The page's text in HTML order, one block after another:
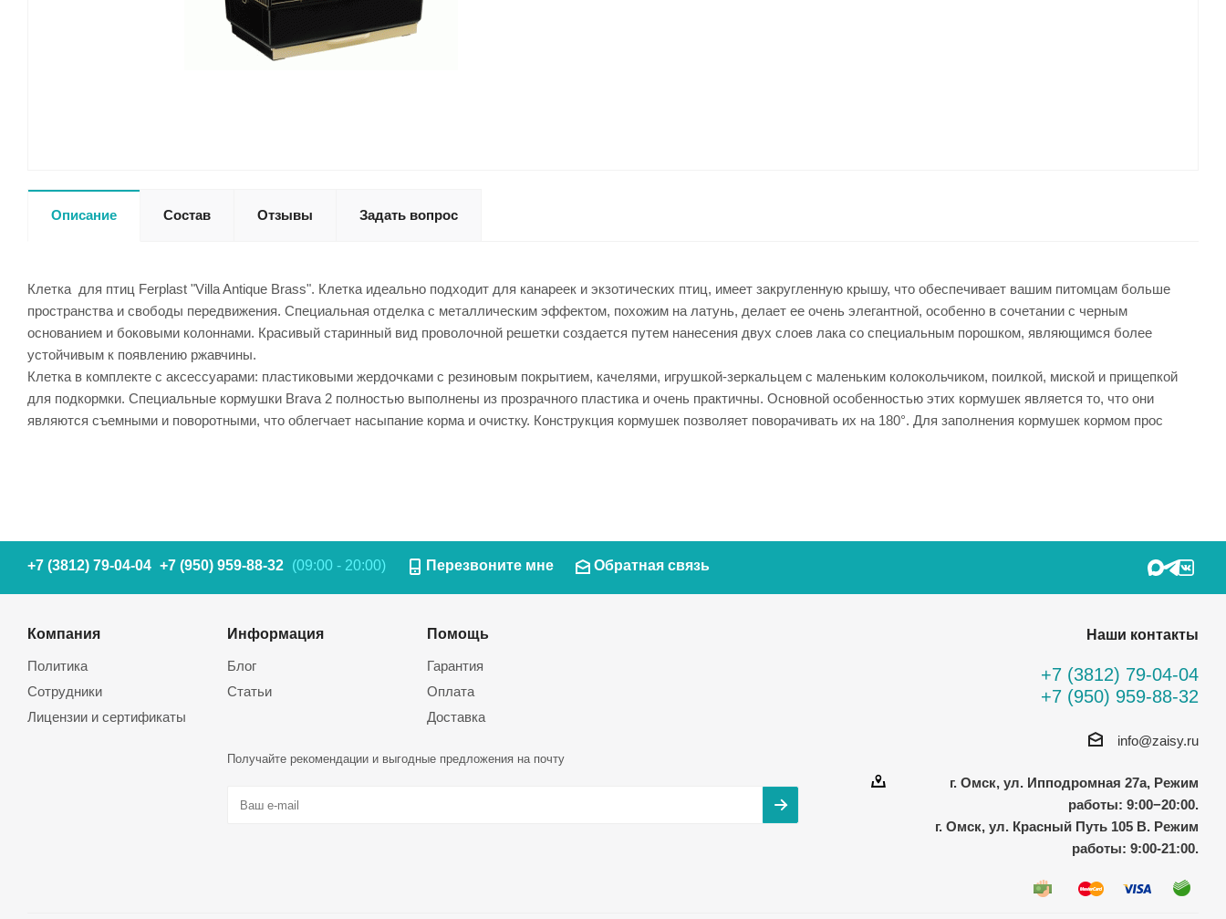
Описание Состав Отзывы Задать вопрос
Клетка для птиц Ferplast "Villa Antique Brass". Клетка идеально подходит для канареек и экзотических птиц, имеет закругленную крышу, что обеспечивает вашим питомцам больше
пространства и свободы передвижения. Специальная отделка с металлическим эффектом, похожим на латунь, делает ее очень элегантной, особенно в сочетании с черным
основанием и боковыми колоннами. Красивый старинный вид проволочной решетки создается путем нанесения двух слоев лака со специальным порошком, являющимся более
устойчивым к появлению ржавчины.
Клетка в комплекте с аксессуарами: пластиковыми жердочками с резиновым покрытием, качелями, игрушкой-зеркальцем с маленьким колокольчиком, поилкой, миской и прищепкой
для подкормки. Специальные кормушки Brava 2 полностью выполнены из прозрачного пластика и очень практичны. Основной особенностью этих кормушек является то, что они
являются съемными и поворотными, что облегчает насыпание корма и очистку. Конструкция кормушек позволяет поворачивать их на 180°. Для заполнения кормушек кормом прос
+7 (3812) 79-04-04 +7 (950) 959-88-32 (09:00 - 20:00) Перезвоните мне Обратная связь
Компания
Политика
Сотрудники
Лицензии и сертификаты
Информация
Блог
Статьи
Помощь
Гарантия
Оплата
Доставка
Получайте рекомендации и выгодные предложения на почту
Наши контакты
+7 (3812) 79-04-04
+7 (950) 959-88-32
info@zaisy.ru
г. Омск, ул. Ипподромная 27а, Режим
работы: 9:00−20:00.
г. Омск, ул. Красный Путь 105 В. Режим
работы: 9:00-21:00.